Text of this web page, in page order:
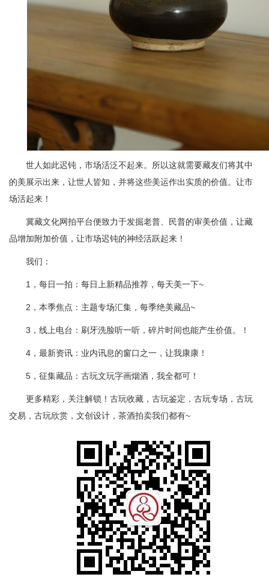
世人如此迟钝，市场活泛不起来。所以这就需要藏友们将其中
的美展示出来，让世人皆知，并将这些美运作出实质的价值。让市
场活起来！
冀藏文化网拍平台便致力于发掘老普、民普的审美价值，让藏
品增加附加价值，让市场迟钝的神经活跃起来！
我们：
1，每日一拍：每日上新精品推荐，每天美一下~
2，本季焦点：主题专场汇集，每季绝美藏品~
3，线上电台：刷牙洗脸听一听，碎片时间也能产生价值。！
4，最新资讯：业内讯息的窗口之一，让我康康！
5，征集藏品：古玩文玩字画烟酒，我全都可！
更多精彩，关注解锁！古玩收藏，古玩鉴定，古玩专场，古玩
交易，古玩欣赏，文创设计，茶酒拍卖我们都有~